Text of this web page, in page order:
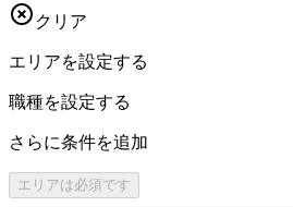
 クリア
エリアを設定する
職種を設定する
さらに条件を追加
エリアは必須です